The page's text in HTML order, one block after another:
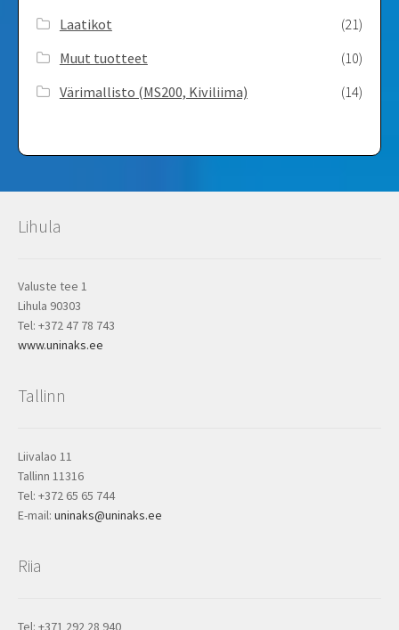
Laatikot
(21)
Muut tuotteet
(10)
Värimallisto (MS200, Kiviliima)
(14)
Lihula
Valuste tee 1
Lihula 90303
Tel: +372 47 78 743
www.uninaks.ee
Tallinn
Liivalao 11
Tallinn 11316
Tel: +372 65 65 744
E-mail: uninaks@uninaks.ee
Riia
Tel: +371 292 28 940